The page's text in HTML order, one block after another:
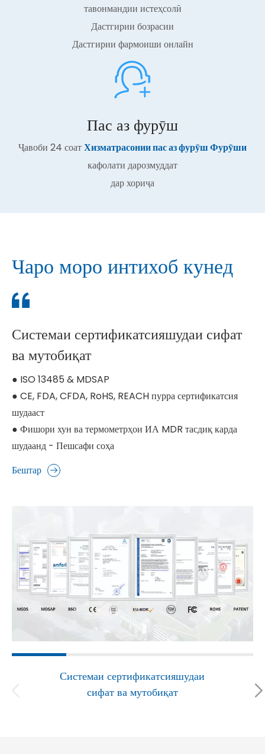
тавонмандии истеҳсолӣ
Дастгирии бозрасии
Дастгирии фармоиши онлайн
Пас аз фурӯш
Ҷавоби 24 соатХизматрасонии пас аз фурӯш Фурӯши
кафолати дарозмуддат
дар хориҷа
Чаро моро интихоб кунед
Системаи сертификатсияшудаи сифат
ва мутобиқат
● ISO 13485 & MDSAP
● CE, FDA, CFDA, RoHS, REACH пурра сертификатсия
шудааст
● Фишори хун ва термометрҳои ИА MDR тасдиқ карда
шудаанд - Пешсафи соҳа
Бештар
Системаи сертификатсияшудаи
сифат ва мутобиқат